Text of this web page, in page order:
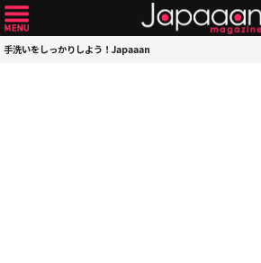
手洗いをしっかりしよう！Japaaan